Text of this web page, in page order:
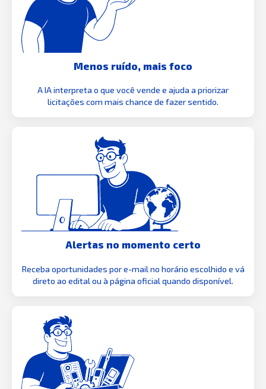
Menos ruído, mais foco
A IA interpreta o que você vende e ajuda a priorizar
licitações com mais chance de fazer sentido.
Alertas no momento certo
Receba oportunidades por e-mail no horário escolhido e vá
direto ao edital ou à página oficial quando disponível.